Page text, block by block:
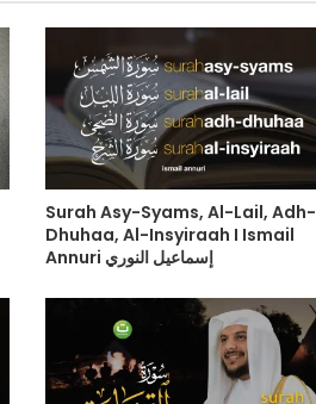
Surah Asy-Syams, Al-Lail, Adh-
Dhuhaa, Al-Insyiraah I Ismail
Annuri إسماعيل النوري